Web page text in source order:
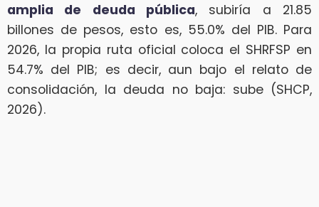
amplia de deuda pública, subiría a 21.85
billones de pesos, esto es, 55.0% del PIB. Para
2026, la propia ruta oficial coloca el SHRFSP en
54.7% del PIB; es decir, aun bajo el relato de
consolidación, la deuda no baja: sube (SHCP,
2026).